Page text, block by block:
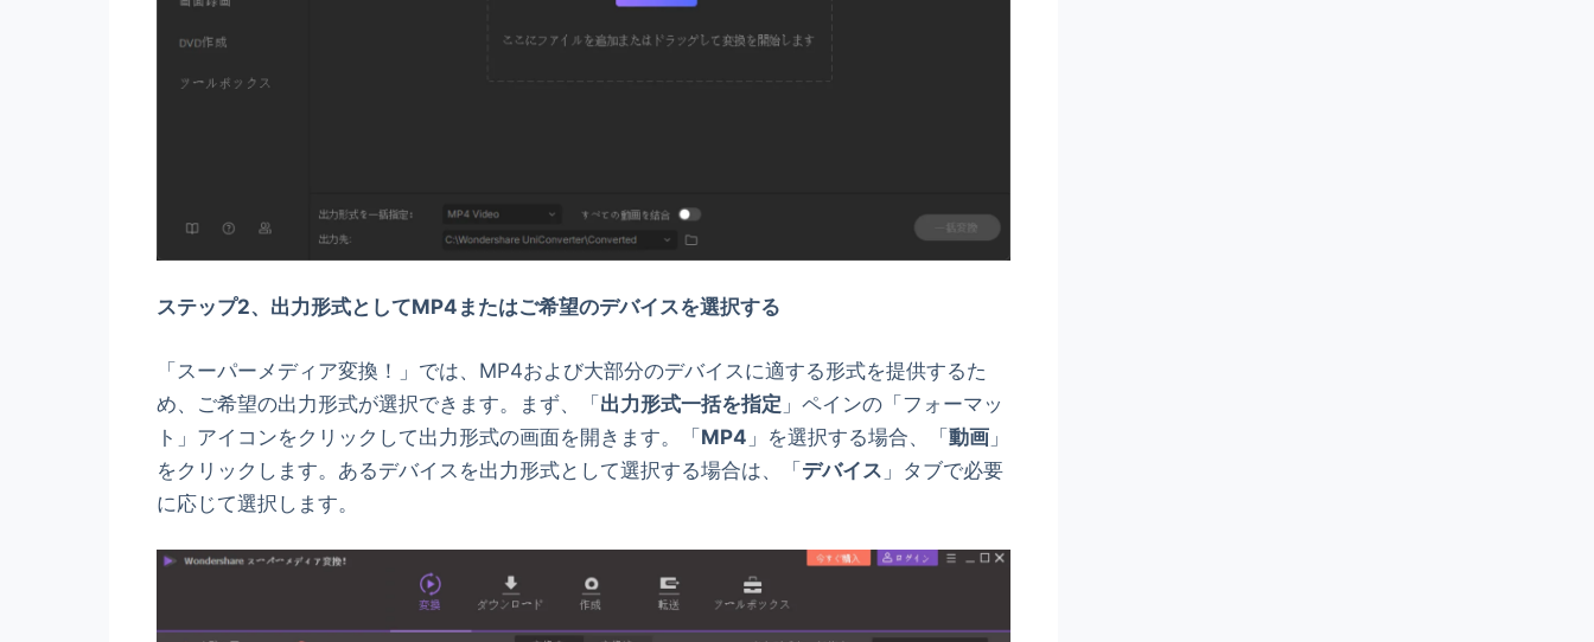
ステップ2、 出力形式としてMP4またはご希望のデバイスを選択する
「スーパーメディア変換！」では、MP4および大部分のデバイスに適する形式を提供するた
め、ご希望の出力形式が選択できます。まず、「出力形式一括を指定 」ペインの「フォーマッ
ト」アイコンをクリックして出力形式の画面を開きます。「MP4 」を選択する場合、「動画 」
をクリックします。あるデバイスを出力形式として選択する場合は、「デバイス 」タブで必要
に応じて選択します。